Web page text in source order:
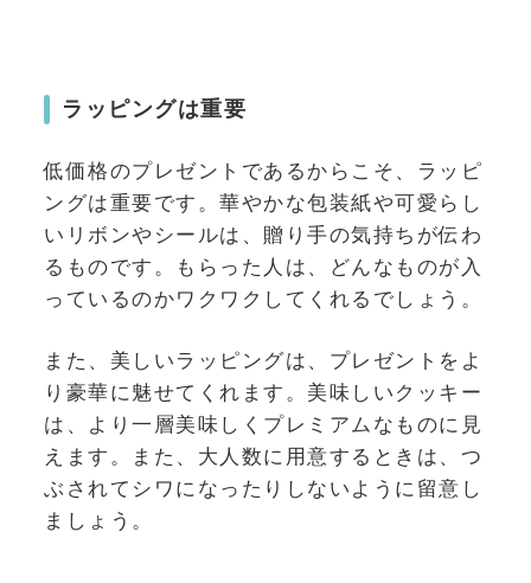
ラッピングは重要
低価格のプレゼントであるからこそ、ラッピ
ングは重要です。華やかな包装紙や可愛らし
いリボンやシールは、贈り手の気持ちが伝わ
るものです。もらった人は、どんなものが入
っているのかワクワクしてくれるでしょう。
また、美しいラッピングは、プレゼントをよ
り豪華に魅せてくれます。美味しいクッキー
は、より一層美味しくプレミアムなものに見
えます。また、大人数に用意するときは、つ
ぶされてシワになったりしないように留意し
ましょう。